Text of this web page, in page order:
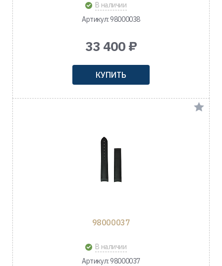
В наличии
Артикул: 98000038
33 400 ₽
КУПИТЬ
98000037
В наличии
Артикул: 98000037